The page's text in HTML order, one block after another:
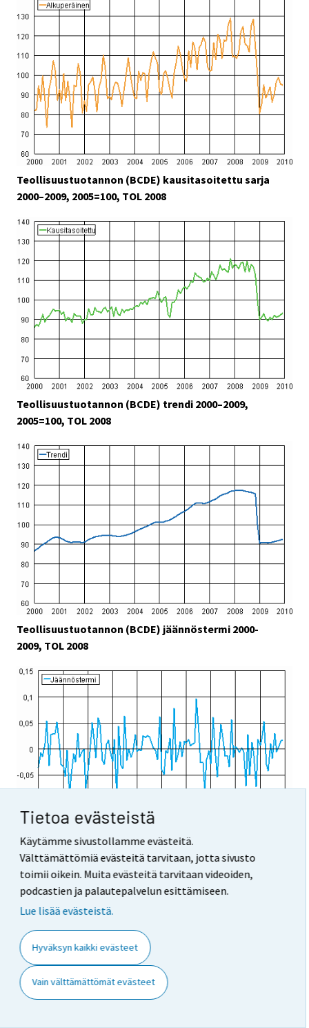
Tietoa evästeistä
Käytämme sivustollamme evästeitä.
Välttämättömiä evästeitä tarvitaan, jotta sivusto
toimii oikein. Muita evästeitä tarvitaan videoiden,
podcastien ja palautepalvelun esittämiseen.
Lue lisää evästeistä.
Hyväksyn kaikki evästeet
Vain välttämättömät evästeet
Teollisuustuotannon (BCDE) kausitasoitettu sarja
2000–2009, 2005=100, TOL 2008
Teollisuustuotannon (BCDE) trendi 2000–2009,
2005=100, TOL 2008
Teollisuustuotannon (BCDE) jäännöstermi 2000-
2009, TOL 2008
4. Tietojen oikeellisuus ja tarkkuus
Teollisuustuotannon volyymi-indeksissä on keskeistä
nopeus, luotettavuus ja vertailtavuus. Suomen
Unionin nopeimmista. Se julkaistaan noin 40 päivän
viipeellä tilastoajankohtaan eli jokaisen kuukauden 10.
päivä tai edellinen arkipäivä. Kuukausittaiset tiedot
ovat ennakollisia aina siihen asti kun on laskettu ns.